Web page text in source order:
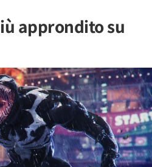
approndito su